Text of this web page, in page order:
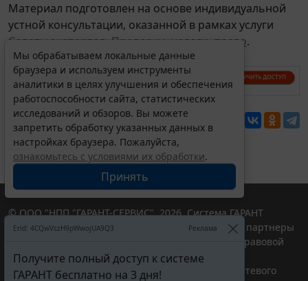
Материал подготовлен на основе индивидуальной
устной консультации, оказанной в рамках услуги
Советы экспертов. Проверки, налоги, право.
Перепечатка
Мы обрабатываем локальные данные
браузера и используем инструменты
аналитики в целях улучшения и обеспечения
работоспособности сайта, статистических
исследований и обзоров. Вы можете
запретить обработку указанных данных в
настройках браузера. Пожалуйста,
ознакомьтесь с условиями их обработки.
Принять
Erid: 4CQwVszH9pWwojUA9Q3 Реклама
Получите полный доступ к системе
ГАРАНТ бесплатно на 3 дня!
© ООО "НПП "ГАРАНТ-СЕРВИС", 2026. Система ГАРАНТ
выпускается с 1990 года. Компания "Гарант" и ее партнеры
являются участниками Российской ассоциации правовой
информации ГАРАНТ.
Портал ГАРАНТ.РУ зарегистрирован в качестве сетевого